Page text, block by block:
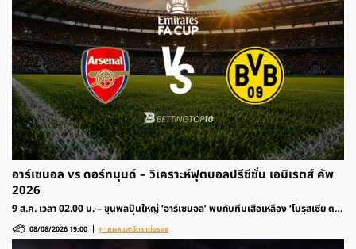
อาร์เซนอล vs ดอร์ทมุนด์ – วิเคราะห์ฟุตบอลปรีซีซั่น เอมิเรตส์ คัพ
2026
9 ส.ค. เวลา 02.00 น. – ขุนพลปืนใหญ่ ‘อาร์เซนอล’ พบกับทีมเสือเหลือง ‘โบรุสเซีย ด
อัตราต่อรองได้ที่นี่
08/08/2026 19:00 ทายผลและอัตราต่อรอง